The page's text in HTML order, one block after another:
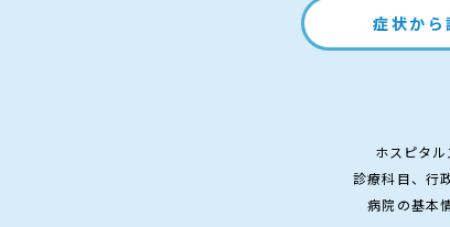
症状から
ホスピタ
診療科目、行
病院の基本